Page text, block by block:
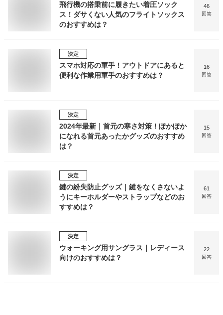
飛行機の搭乗前に履きたい着圧ソック
ス！ダサくない人気のフライトソックス
のおすすめは？
46
回答
決定
スマホ対応の軍手！アウトドアにあると
便利な作業用軍手のおすすめは？
16
回答
決定
2024年最新｜首元の寒さ対策！ぽかぽか
になれる首元あったかグッズのおすすめ
は？
15
回答
決定
鍵の紛失防止グッズ｜鍵をなくさないよ
うにキーホルダーやストラップなどのお
すすめは？
61
回答
決定
ウォーキング用サングラス｜レディース
向けのおすすめは？
22
回答